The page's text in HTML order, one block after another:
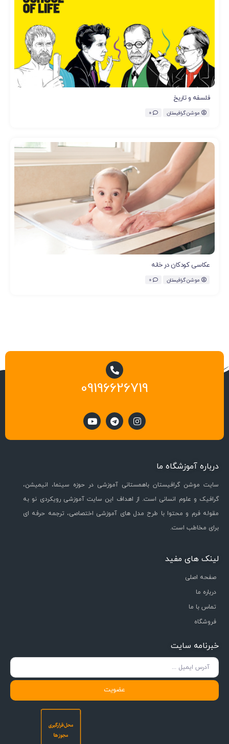
فلسفه و تاریخ
موشن گرافیستان 0
عکاسی کودکان در خانه
موشن گرافیستان 0
09196626719
درباره آموزشگاه ما
سایت موشن گرافیستان باهمستانی آموزشی در حوزه سینما، انیمیشن،
گرافیک و علوم انسانی است. از اهداف این سایت آموزشی رویکردی نو به
مقوله فرم و محتوا با طرح مدل های آموزشی اختصاصی، ترجمه حرفه ای
برای مخاطب است.
لینک های مفید
صفحه اصلی
درباره ما
تماس با ما
فروشگاه
خبرنامه سایت
عضویت